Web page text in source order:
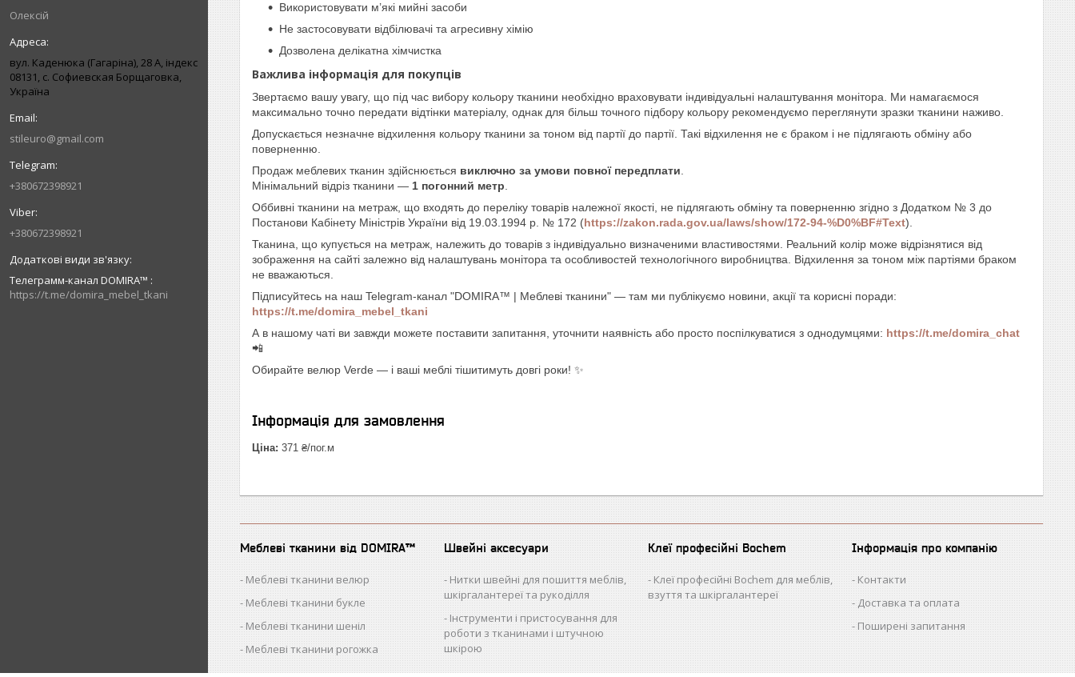
Олексій
вул. Каденюка (Гагаріна), 28 А, індекс
08131, с. Софиевская Борщаговка,
Україна
stileuro@gmail.com
+380672398921
+380672398921
Телеграмм-канал DOMIRA™
https://t.me/domira_mebel_tkani
Використовувати м’які мийні засоби
Не застосовувати відбілювачі та агресивну хімію
Дозволена делікатна хімчистка
Важлива інформація для покупців
Звертаємо вашу увагу, що під час вибору кольору тканини необхідно враховувати індивідуальні налаштування монітора. Ми намагаємося
максимально точно передати відтінки матеріалу, однак для більш точного підбору кольору рекомендуємо переглянути зразки тканини наживо.
Допускається незначне відхилення кольору тканини за тоном від партії до партії. Такі відхилення не є браком і не підлягають обміну або
поверненню.
Продаж меблевих тканин здійснюється виключно за умови повної передплати
Мінімальний відріз тканини — 1 погонний метр
Оббивні тканини на метраж, що входять до переліку товарів належної якості, не підлягають обміну та поверненню згідно з Додатком № 3 до
Постанови Кабінету Міністрів України від 19.03.1994 р. № 172 (https://zakon.rada.gov.ua/laws/show/172-94-%D0%BF#Text).
Тканина, що купується на метраж, належить до товарів з індивідуально визначеними властивостями. Реальний колір може відрізнятися від
зображення на сайті залежно від налаштувань монітора та особливостей технологічного виробництва. Відхилення за тоном між партіями браком
не вважаються.
Підписуйтесь на наш Telegram-канал "DOMIRA™ | Меблеві тканини" — там ми публікуємо новини, акції та корисні поради:
https://t.me/domira_mebel_tkani
А в нашому чаті ви завжди можете поставити запитання, уточнити наявність або просто поспілкуватися з однодумцями: https://t.me/domira_chat
📲
Обирайте велюр Verde — і ваші меблі тішитимуть довгі роки! ✨
Інформація для замовлення
Ціна: 371 ₴/пог.м
Меблеві тканини від DOMIRA™
Меблеві тканини велюр
Меблеві тканини букле
Меблеві тканини шеніл
Меблеві тканини рогожка
Швейні аксесуари
Нитки швейні для пошиття меблів,
шкіргалантереї та рукоділля
Інструменти і пристосування для
роботи з тканинами і штучною
шкірою
Клеї професійні Bochem
Клеї професійні Bochem для меблів,
взуття та шкіргалантереї
Інформація про компанію
Контакти
Доставка та оплата
Поширені запитання